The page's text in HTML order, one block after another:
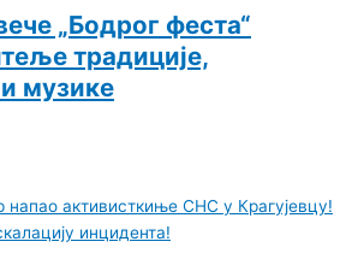
„Бодрог феста“
традиције,
музике